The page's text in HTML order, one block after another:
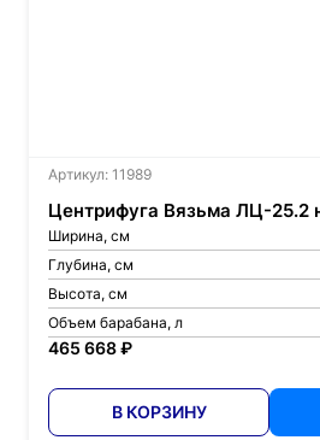
Артикул: 11989
Центрифуга Вязьма ЛЦ-25.2
Ширина, см
Глубина, см
Высота, см
Объем барабана, л
465 668 ₽
В КОРЗИНУ